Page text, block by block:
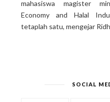
mahasiswa magister
Economy and Halal
tetaplah satu, mengejar
SOCIAL